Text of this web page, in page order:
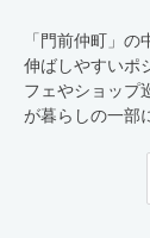
「門前仲町」
伸ばしやすいポ
フェやショップ
が暮らしの一部